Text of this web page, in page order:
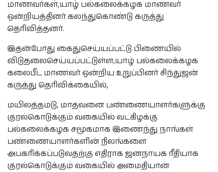
மாணவர்கள்,யாழ் பல்கலைக்கழக மாணவர்
ஒன்றியத்தினர் கலந்துகொண்டு கருத்து
தெரிவித்தனர்.
இதன்போது கைதுசெய்யப்பட்டு பிணையில்
விடுதலைசெய்யப்பட்டுள்ள,யாழ் பல்கலைக்கழக
கலைபீட மாணவர் ஒன்றிய உறுப்பினர் சிந்துஜன்
கருத்து தெரிவிக்கையில்,
மயிலத்தமடு, மாதவனை பண்ணையாளர்களுக்கு
குரல்கொடுக்கும் வகையில் வடகிழக்கு
பல்கலைக்கழக சமூகமாக இணைந்து நாங்கள்
பண்ணையாளர்களின் நிலங்களை
அபகரிக்கப்படுவதற்கு எதிராக ஜனநாயக ரீதியாக
குரல்கொடுக்கும் வகையில் அமைதியான